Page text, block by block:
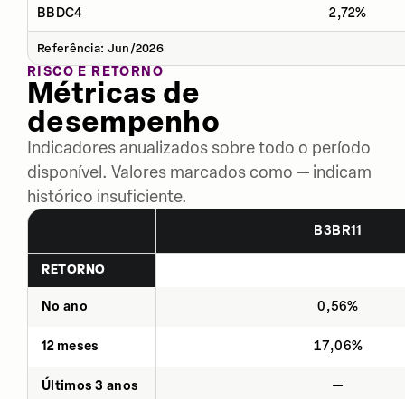
BBDC4 2,72%
Referência: Jun/2026
RISCO E RETORNO
Métricas de
desempenho
Indicadores anualizados sobre todo o período
disponível. Valores marcados como — indicam
histórico insuficiente.
B3BR11
RETORNO
No ano 0,56%
12 meses 17,06%
Últimos 3 anos —